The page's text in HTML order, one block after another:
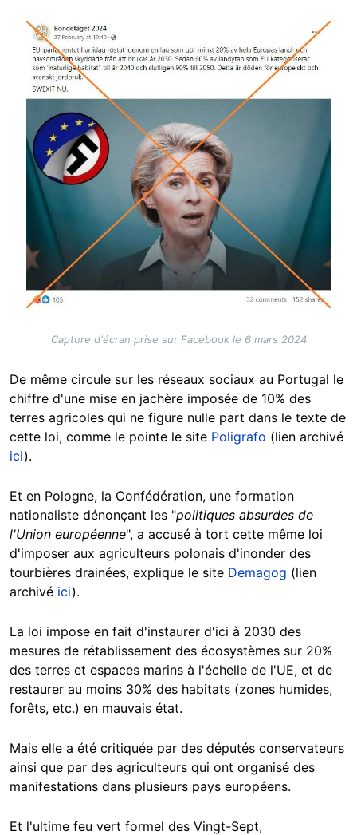
Image
Capture d'écran prise sur Facebook le 6 mars 2024
De même circule sur les réseaux sociaux au Portugal le
chiffre d'une mise en jachère imposée de 10% des
terres agricoles qui ne figure nulle part dans le texte de
cette loi, comme le pointe le site Poligrafo (lien archivé
ici).
Et en Pologne, la Confédération, une formation
nationaliste dénonçant les "politiques absurdes de
l'Union européenne", a accusé à tort cette même loi
d'imposer aux agriculteurs polonais d'inonder des
tourbières drainées, explique le site Demagog (lien
archivé ici).
La loi impose en fait d'instaurer d'ici à 2030 des
mesures de rétablissement des écosystèmes sur 20%
des terres et espaces marins à l'échelle de l'UE, et de
restaurer au moins 30% des habitats (zones humides,
forêts, etc.) en mauvais état.
Mais elle a été critiquée par des députés conservateurs
ainsi que par des agriculteurs qui ont organisé des
manifestations dans plusieurs pays européens.
Et l'ultime feu vert formel des Vingt-Sept,